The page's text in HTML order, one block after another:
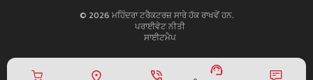
© 2026 ਮਹਿੰਦਰਾ ਟਰੈਕਟਰਜ਼ ਸਾਰੇ ਹੱਕ ਰਾਖਵੇਂ ਹਨ.
ਪਰਾਈਵੇਟ ਨੀਤੀ
ਸਾਈਟਮੈਪ